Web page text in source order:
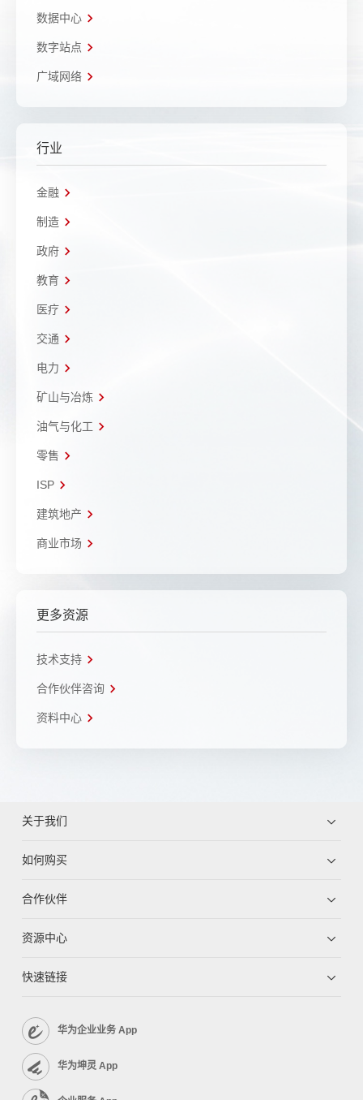
数据中心
数字站点
广域网络
行业
金融
制造
政府
教育
医疗
交通
电力
矿山与冶炼
油气与化工
零售
ISP
建筑地产
商业市场
更多资源
技术支持
合作伙伴咨询
资料中心
关于我们
如何购买
合作伙伴
资源中心
快速链接
华为企业业务 App
华为坤灵 App